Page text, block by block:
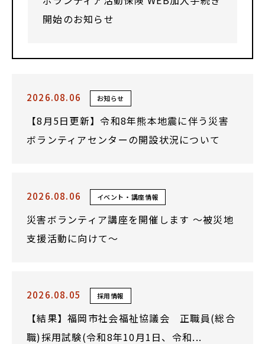
開始のお知らせ
2026.08.06 お知らせ
【8月5日更新】令和8年熊本地震に伴う災害
ボランティアセンターの開設状況について
2026.08.06 イベント・講座情報
災害ボランティア講座を開催します ～被災地
支援活動に向けて～
2026.08.05 採用情報
【結果】福岡市社会福祉協議会 正職員(総合
職)採用試験(令和8年10月1日、令和...